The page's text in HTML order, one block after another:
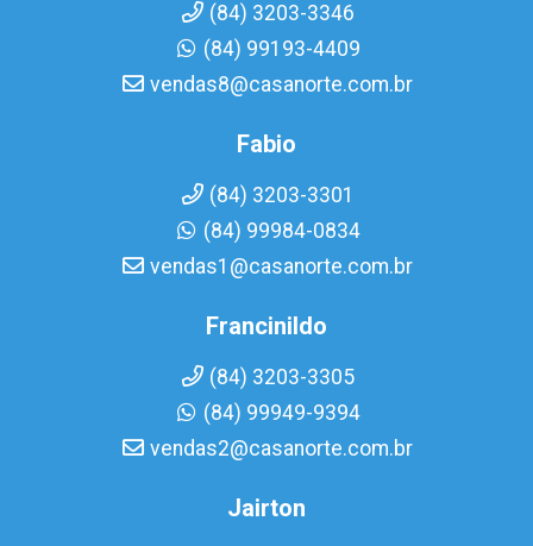
(84) 3203-3346
(84) 99193-4409
vendas8@casanorte.com.br
Fabio
(84) 3203-3301
(84) 99984-0834
vendas1@casanorte.com.br
Francinildo
(84) 3203-3305
(84) 99949-9394
vendas2@casanorte.com.br
Jairton